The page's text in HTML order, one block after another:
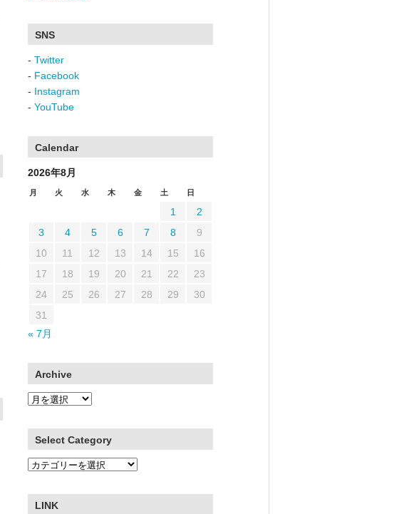
SNS
- Twitter
- Facebook
- Instagram
- YouTube
Calendar
2026年8月
月 火 水 木 金 土 日
1
2
3
4 5 6 7 8
9
10
11 12 13 14 15
16
17
18 19 20 21 22
23
24
25 26 27 28 29
30
31
« 7月
Archive
Archive
Select Category
Select
LINK